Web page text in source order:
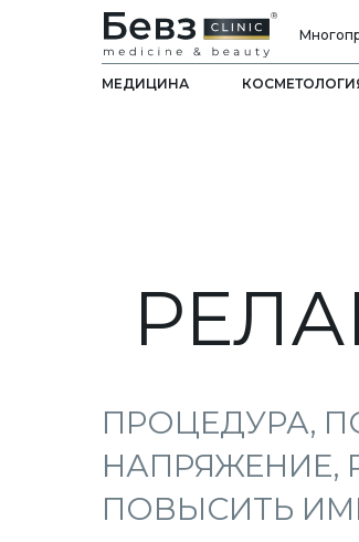
МЕДИЦИНА
ПРОЦЕДУРА,
НАПРЯЖЕНИЕ,
ПОВЫСИТЬ